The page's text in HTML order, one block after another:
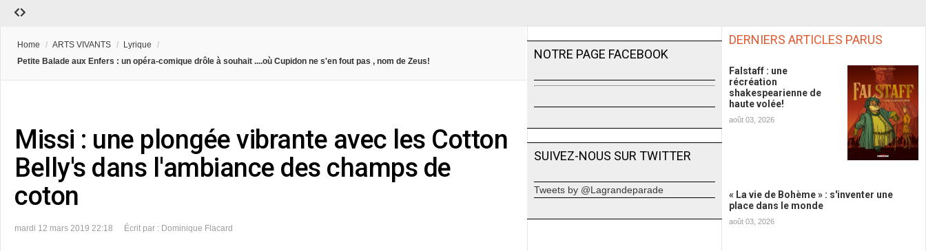
Home / ARTS VIVANTS / Lyrique
/
Petite Balade aux Enfers : un opéra-comique drôle à souhait ....où Cupidon ne s'en fout pas , nom de Zeus!
Missi : une plongée vibrante avec les Cotton
Belly's dans l'ambiance des champs de
coton
mardi 12 mars 2019 22:18 Écrit par : Dominique Flacard
NOTRE PAGE FACEBOOK
SUIVEZ-NOUS SUR TWITTER
Tweets by @Lagrandeparade
DERNIERS ARTICLES PARUS
Falstaff : une
récréation
shakespearienne de
haute volée!
août 03, 2026
« La vie de Bohème » : s'inventer une
place dans le monde
août 03, 2026